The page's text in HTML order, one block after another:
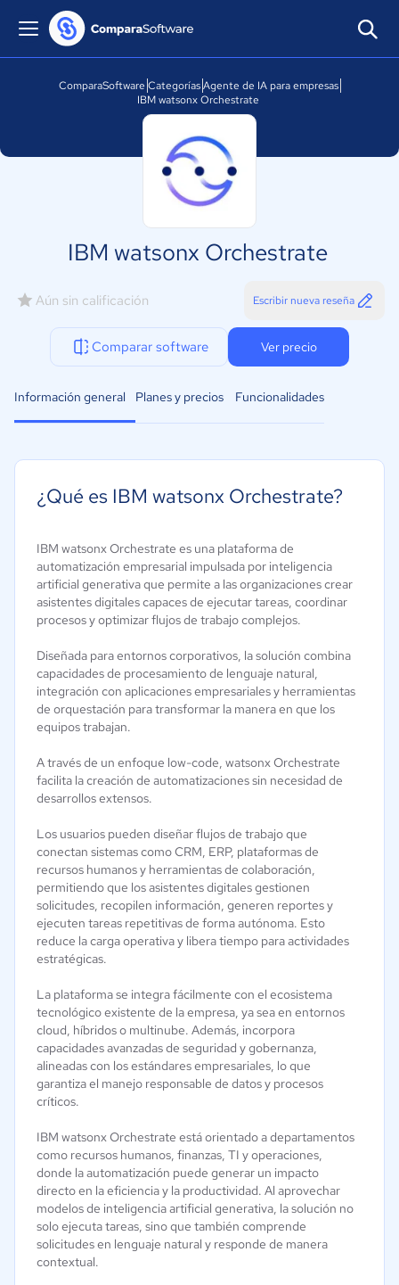
ComparaSoftware Categorías Agente de IA para empresas
IBM watsonx Orchestrate
IBM watsonx Orchestrate
Aún sin calificación Escribir nueva reseña
Comparar software Ver precio
Información general Planes y precios Funcionalidades
¿Qué es IBM watsonx Orchestrate?
IBM watsonx Orchestrate es una plataforma de
automatización empresarial impulsada por inteligencia
artificial generativa que permite a las organizaciones crear
asistentes digitales capaces de ejecutar tareas, coordinar
procesos y optimizar flujos de trabajo complejos.
Diseñada para entornos corporativos, la solución combina
capacidades de procesamiento de lenguaje natural,
integración con aplicaciones empresariales y herramientas
de orquestación para transformar la manera en que los
equipos trabajan.
A través de un enfoque low-code, watsonx Orchestrate
facilita la creación de automatizaciones sin necesidad de
desarrollos extensos.
Los usuarios pueden diseñar flujos de trabajo que
conectan sistemas como CRM, ERP, plataformas de
recursos humanos y herramientas de colaboración,
permitiendo que los asistentes digitales gestionen
solicitudes, recopilen información, generen reportes y
ejecuten tareas repetitivas de forma autónoma. Esto
reduce la carga operativa y libera tiempo para actividades
estratégicas.
La plataforma se integra fácilmente con el ecosistema
tecnológico existente de la empresa, ya sea en entornos
cloud, híbridos o multinube. Además, incorpora
capacidades avanzadas de seguridad y gobernanza,
alineadas con los estándares empresariales, lo que
garantiza el manejo responsable de datos y procesos
críticos.
IBM watsonx Orchestrate está orientado a departamentos
como recursos humanos, finanzas, TI y operaciones,
donde la automatización puede generar un impacto
directo en la eficiencia y la productividad. Al aprovechar
modelos de inteligencia artificial generativa, la solución no
solo ejecuta tareas, sino que también comprende
solicitudes en lenguaje natural y responde de manera
contextual.